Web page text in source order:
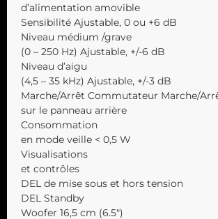
d’alimentation amovible
Sensibilité Ajustable, 0 ou +6 dB
Niveau médium /grave
(0 – 250 Hz) Ajustable, +/-6 dB
Niveau d’aigu
(4,5 – 35 kHz) Ajustable, +/-3 dB
Marche/Arrêt Commutateur Marche/
sur le panneau arrière
Consommation
en mode veille < 0,5 W
Visualisations
et contrôles
DEL de mise sous et hors tension
DEL Standby
Woofer 16,5 cm (6.5″)